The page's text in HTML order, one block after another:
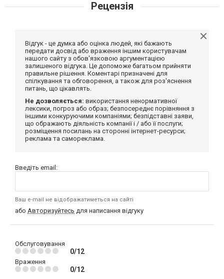
Рецензія
Відгук - це думка або оцінка людей, які бажають
передати досвід або враження іншим користувачам
нашого сайту з обов'язковою аргументацією
залишеного відгука. Це допоможе багатьом прийняти
правильне рішення. Коментарі призначені для
спілкування та обговорення, а також для роз'яснення
питань, що цікавлять.
Не дозволяється: використання ненормативної
лексики, погроз або образ; безпосереднє порівняння з
іншими конкуруючими компаніями; безпідставні заяви,
що ображають діяльність компанії і / або її послуги;
розміщення посилань на сторонні інтернет-ресурси;
реклама та самореклама.
Введіть email:
Ваш e-mail не відображатиметься на сайті
або Авторизуйтесь для написання відгуку
Обслуговування
0/12
Враження
0/12